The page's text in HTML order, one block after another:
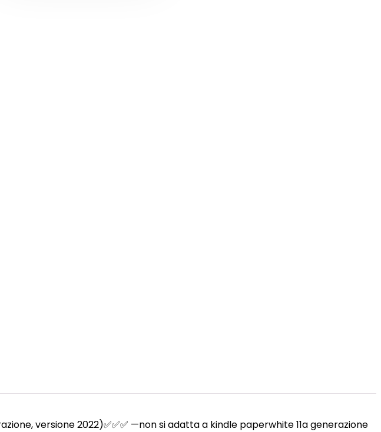
versione 2022)✅✅✅ —non si adatta a kindle paperwhite 11a generazione